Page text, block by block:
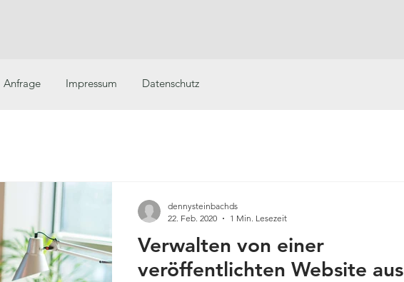
Anfrage Impressum Datenschutz
Verwalten von einer
veröffentlichten Website aus
dennysteinbachds
22. Feb. 2020
1 Min. Lesezeit